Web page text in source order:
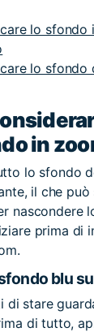
lo sfondo
lo sfondo
in
lo sfondo
il che può
nascondere
prima di
blu
di stare
di tutto,